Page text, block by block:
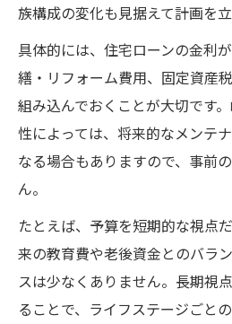
族構成の変化も見据えて計画を
具体的には、住宅ローンの金利
繕・リフォーム費用、固定資産
組み込んでおくことが大切です
性によっては、将来的なメンテ
なる場合もありますので、事前
ん。
たとえば、予算を短期的な視点
来の教育費や老後資金とのバラ
スは少なくありません。長期視
ることで、ライフステージごと